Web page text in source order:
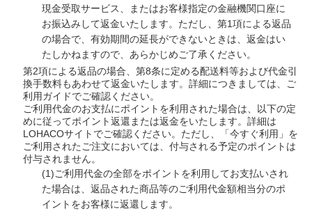
現金受取サービス、またはお客様指定の金融機関口座に
お振込みして返金いたします。ただし、第1項による返品
の場合で、有効期間の延長ができないときは、返金はい
たしかねますので、あらかじめご了承ください。
第2項による返品の場合、第8条に定める配送料等および代金引
換手数料もあわせて返金いたします。詳細につきましては、ご
利用ガイドでご確認ください。
ご利用代金のお支払にポイントを利用された場合は、以下の定
めに従ってポイント返還または返金をいたします。詳細は
LOHACOサイトでご確認ください。ただし、「今すぐ利用」を
ご利用されたご注文においては、付与される予定のポイントは
付与されません。
(1)ご利用代金の全部をポイントを利用してお支払いされ
た場合は、返品された商品等のご利用代金額相当分のポ
イントをお客様に返還します。